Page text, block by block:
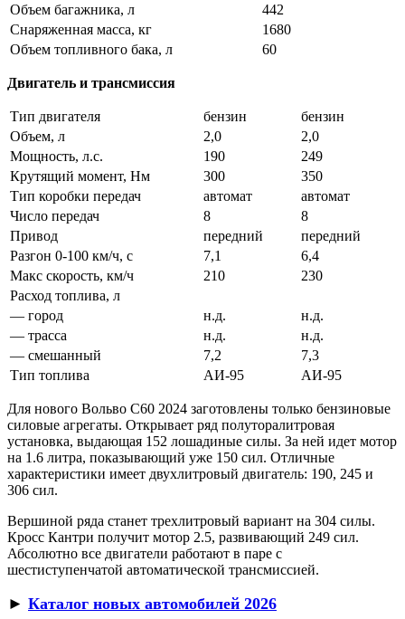
Объем багажника, л
442
Снаряженная масса, кг
1680
Объем топливного бака, л
60
Двигатель и трансмиссия
Тип двигателя бензин
бензин
Объем, л
2,0
2,0
Мощность, л.с.
190
249
Крутящий момент, Нм
300
350
Тип коробки передач
автомат
автомат
Число передач
8
8
Привод
передний
передний
Разгон 0-100 км/ч, с
7,1
6,4
Макс скорость, км/ч
210
230
Расход топлива, л
— город
н.д.
н.д.
— трасса
н.д.
н.д.
— смешанный
7,2
7,3
Тип топлива
АИ-95 АИ-95
Для нового Вольво С60 2024 заготовлены только бензиновые
силовые агрегаты. Открывает ряд полуторалитровая
установка, выдающая 152 лошадиные силы. За ней идет мотор
на 1.6 литра, показывающий уже 150 сил. Отличные
характеристики имеет двухлитровый двигатель: 190, 245 и
306 сил.
Вершиной ряда станет трехлитровый вариант на 304 силы.
Кросс Кантри получит мотор 2.5, развивающий 249 сил.
Абсолютно все двигатели работают в паре с
шестиступенчатой автоматической трансмиссией.
► Каталог новых автомобилей 2026